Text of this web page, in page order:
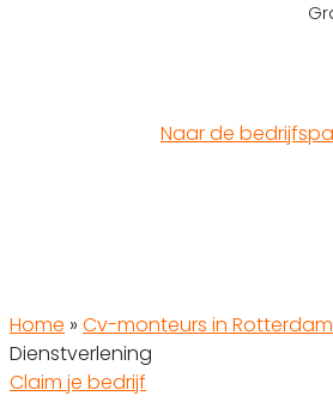
Naar de
Home » Cv-monteurs in Rotterdam
Dienstverlening
Claim je bedrijf